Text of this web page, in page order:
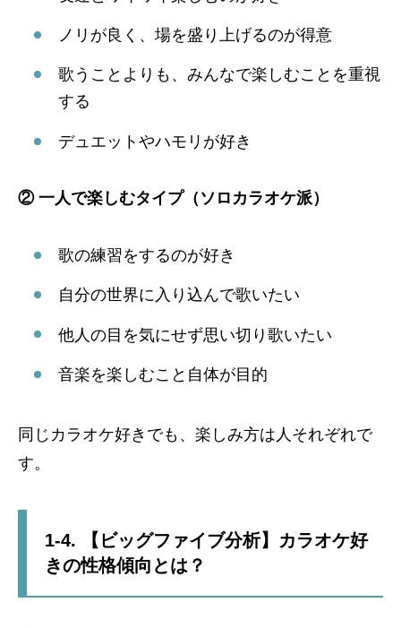
ノリが良く、場を盛り上げるのが得意
歌うことよりも、みんなで楽しむことを重視
する
デュエットやハモリが好き
② 一人で楽しむタイプ（ソロカラオケ派）
歌の練習をするのが好き
自分の世界に入り込んで歌いたい
他人の目を気にせず思い切り歌いたい
音楽を楽しむこと自体が目的
同じカラオケ好きでも、楽しみ方は人それぞれで
す。
1-4. 【ビッグファイブ分析】カラオケ好
きの性格傾向とは？